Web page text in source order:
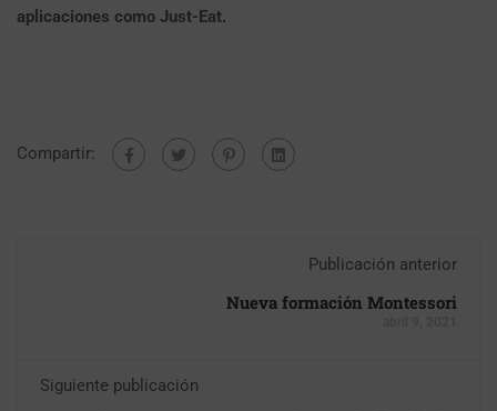
aplicaciones como Just-Eat.
Compartir:
Publicación anterior
Nueva formación Montessori
Siguiente publicación